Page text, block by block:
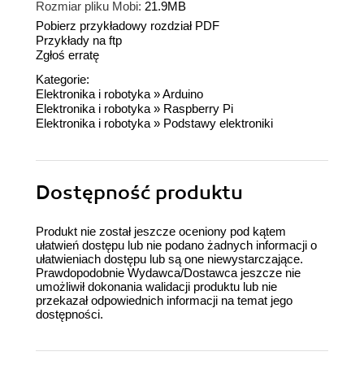
Rozmiar pliku Mobi: 21.9MB
Pobierz przykładowy rozdział PDF
Przykłady na ftp
Zgłoś erratę
Kategorie:
Elektronika i robotyka »Arduino
Elektronika i robotyka » Raspberry Pi
Elektronika i robotyka » Podstawy elektroniki
Dostępność produktu
Produkt nie został jeszcze oceniony pod kątem
ułatwień dostępu lub nie podano żadnych informacji o
ułatwieniach dostępu lub są one niewystarczające.
Prawdopodobnie Wydawca/Dostawca jeszcze nie
umożliwił dokonania walidacji produktu lub nie
przekazał odpowiednich informacji na temat jego
dostępności.